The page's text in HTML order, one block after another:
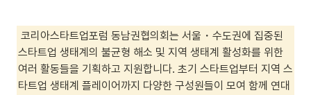
스타트업 생태계의 불균형 해소 및 지역 생태계 활성화를 위한
여러 활동들을 기획하고 지원합니다. 초기 스타트업부터 지역 스
타트업 생태계 플레이어까지 다양한 구성원들이 모여 함께 연대